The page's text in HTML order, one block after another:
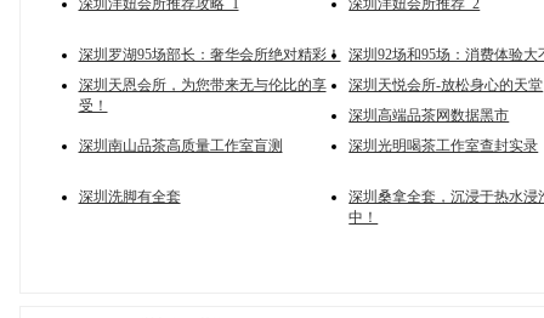
深圳洋妞会所推荐攻略_1
深圳洋妞会所推荐_2
深圳罗湖95场部长：奢华会所绝对精彩！
深圳92场和95场：消费体验大
深圳天恩会所，为您带来无与伦比的享
受！
深圳天悦会所-放松身心的天堂
深圳高端品茶网数据黑市
深圳南山品茶高质量工作室盲测
深圳光明喝茶工作室查封实录
深圳洗脚有全套
深圳桑拿全套，沉浸于热水浸
中！